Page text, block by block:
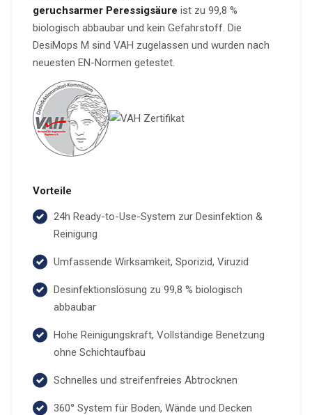
geruchsarmer Peressigsäure ist zu 99,8 %
biologisch abbaubar und kein Gefahrstoff. Die
DesiMops M sind VAH zugelassen und wurden nach
neuesten EN-Normen getestet.
Vorteile
24h Ready-to-Use-System zur Desinfektion &
Reinigung
Umfassende Wirksamkeit, Sporizid, Viruzid
Desinfektionslösung zu 99,8 % biologisch
abbaubar
Hohe Reinigungskraft, Vollständige Benetzung
ohne Schichtaufbau
Schnelles und streifenfreies Abtrocknen
360° System für Boden, Wände und Decken